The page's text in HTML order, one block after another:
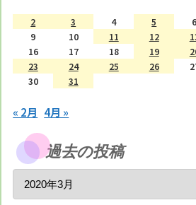
2
3 4 5 6
9
10 11 12
16
17 18 19
23
24 25 26
30
31
« 2月 4月 »
過去の投稿